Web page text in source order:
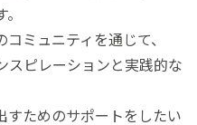
ミュニティを通じて、
スピレーションと実践的な
すためのサポートをしたい